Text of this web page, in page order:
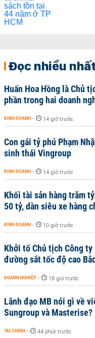
Đọc nhiều
Huấn Hoa Hồng là Chủ
phần trong hai doanh
KINH DOANH - 14 giờ trước
Con gái tỷ phú Phạm
sinh thái Vingroup
KINH DOANH - 14 giờ trước
Khối tài sản hàng trăm
50 tỷ, dàn siêu xe hàng
KINH DOANH - 10 giờ trước
Khởi tố Chủ tịch Công
đường sắt tốc độ cao
DOANH NGHIỆP - 18 giờ trước
Lãnh đạo MB nói gì về
Sungroup và Masterise?
TÀI CHÍNH - 44 phút trước